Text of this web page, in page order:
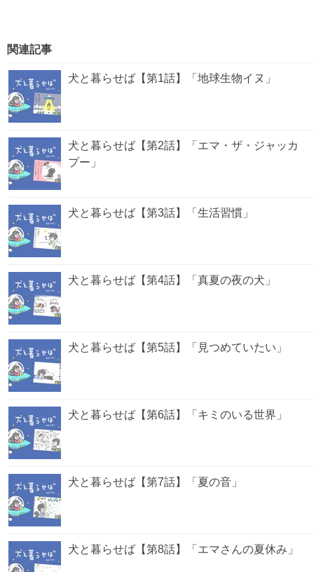
関連記事
犬と暮らせば【第1話】「地球生物イヌ」
犬と暮らせば【第2話】「エマ・ザ・ジャッカ
プー」
犬と暮らせば【第3話】「生活習慣」
犬と暮らせば【第4話】「真夏の夜の犬」
犬と暮らせば【第5話】「見つめていたい」
犬と暮らせば【第6話】「キミのいる世界」
犬と暮らせば【第7話】「夏の音」
犬と暮らせば【第8話】「エマさんの夏休み」